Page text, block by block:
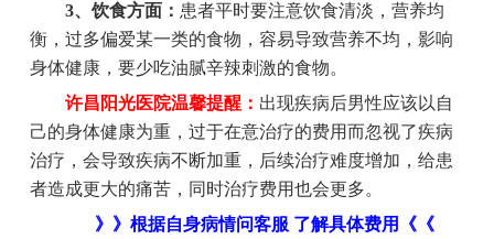
3、饮食方面： 患者平时要注意饮食清淡，营养均
衡，过多偏爱某一类的食物，容易导致营养不均，影响
身体健康，要少吃油腻辛辣刺激的食物。
许昌阳光医院温馨提醒： 出现疾病后男性应该以自
己的身体健康为重，过于在意治疗的费用而忽视了疾病
治疗，会导致疾病不断加重，后续治疗难度增加，给患
者造成更大的痛苦，同时治疗费用也会更多。
》》根据自身病情问客服 了解具体费用《《